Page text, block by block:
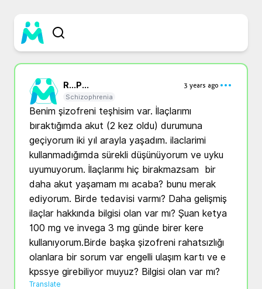
R...P...
3 years ago
Schizophrenia
Benim şizofreni teşhisim var. İlaçlarımı
bıraktığımda akut (2 kez oldu) durumuna
geçiyorum iki yıl arayla yaşadım. ilaclarimi
kullanmadığımda sürekli düşünüyorum ve uyku
uyumuyorum. İlaçlarımı hiç birakmazsam  bir
daha akut yaşamam mı acaba? bunu merak
ediyorum. Birde tedavisi varmı? Daha gelişmiş
ilaçlar hakkında bilgisi olan var mı? Şuan ketya
100 mg ve invega 3 mg günde birer kere
kullanıyorum.Birde başka şizofreni rahatsızlığı
olanlara bir sorum var engelli ulaşım kartı ve e
kpssye girebiliyor muyuz? Bilgisi olan var mı?
Translate